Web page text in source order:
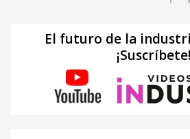
El futuro de la
¡Suscríbete!